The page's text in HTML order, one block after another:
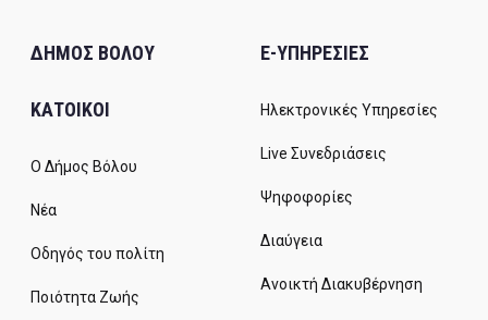
ΔΗΜΟΣ ΒΟΛΟΥ
ΚΑΤΟΙΚΟΙ
Ο Δήμος Βόλου
Νέα
Οδηγός του πολίτη
Ποιότητα Ζωής
E-ΥΠΗΡΕΣΙΕΣ
Ηλεκτρονικές Υπηρεσίες
Live Συνεδριάσεις
Ψηφοφορίες
Διαύγεια
Ανοικτή Διακυβέρνηση